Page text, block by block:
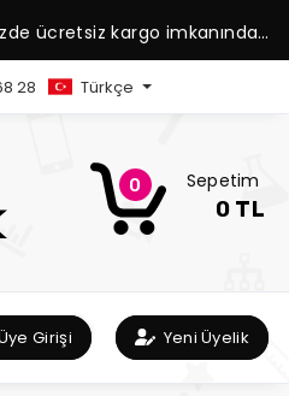
ücretsiz kargo imkanından
28 Türkçe
0 Sepetim
0 TL
Girişi Yeni Üyelik